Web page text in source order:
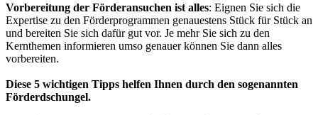
Vorbereitung der Förderansuchen ist alles: Eignen Sie sich die
Expertise zu den Förderprogrammen genauestens Stück für Stück an
und bereiten Sie sich dafür gut vor. Je mehr Sie sich zu den
Kernthemen informieren umso genauer können Sie dann alles
vorbereiten.
Diese 5 wichtigen Tipps helfen Ihnen durch den sogenannten
Förderdschungel.